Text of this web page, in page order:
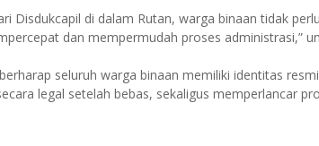
Disdukcapil di dalam Rutan, warga binaan tidak
dan mempermudah proses administrasi,”
seluruh warga binaan memiliki identitas
legal setelah bebas, sekaligus memperlancar